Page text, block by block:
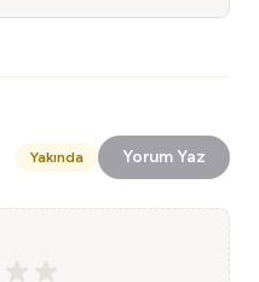
Yakında Yorum Yaz